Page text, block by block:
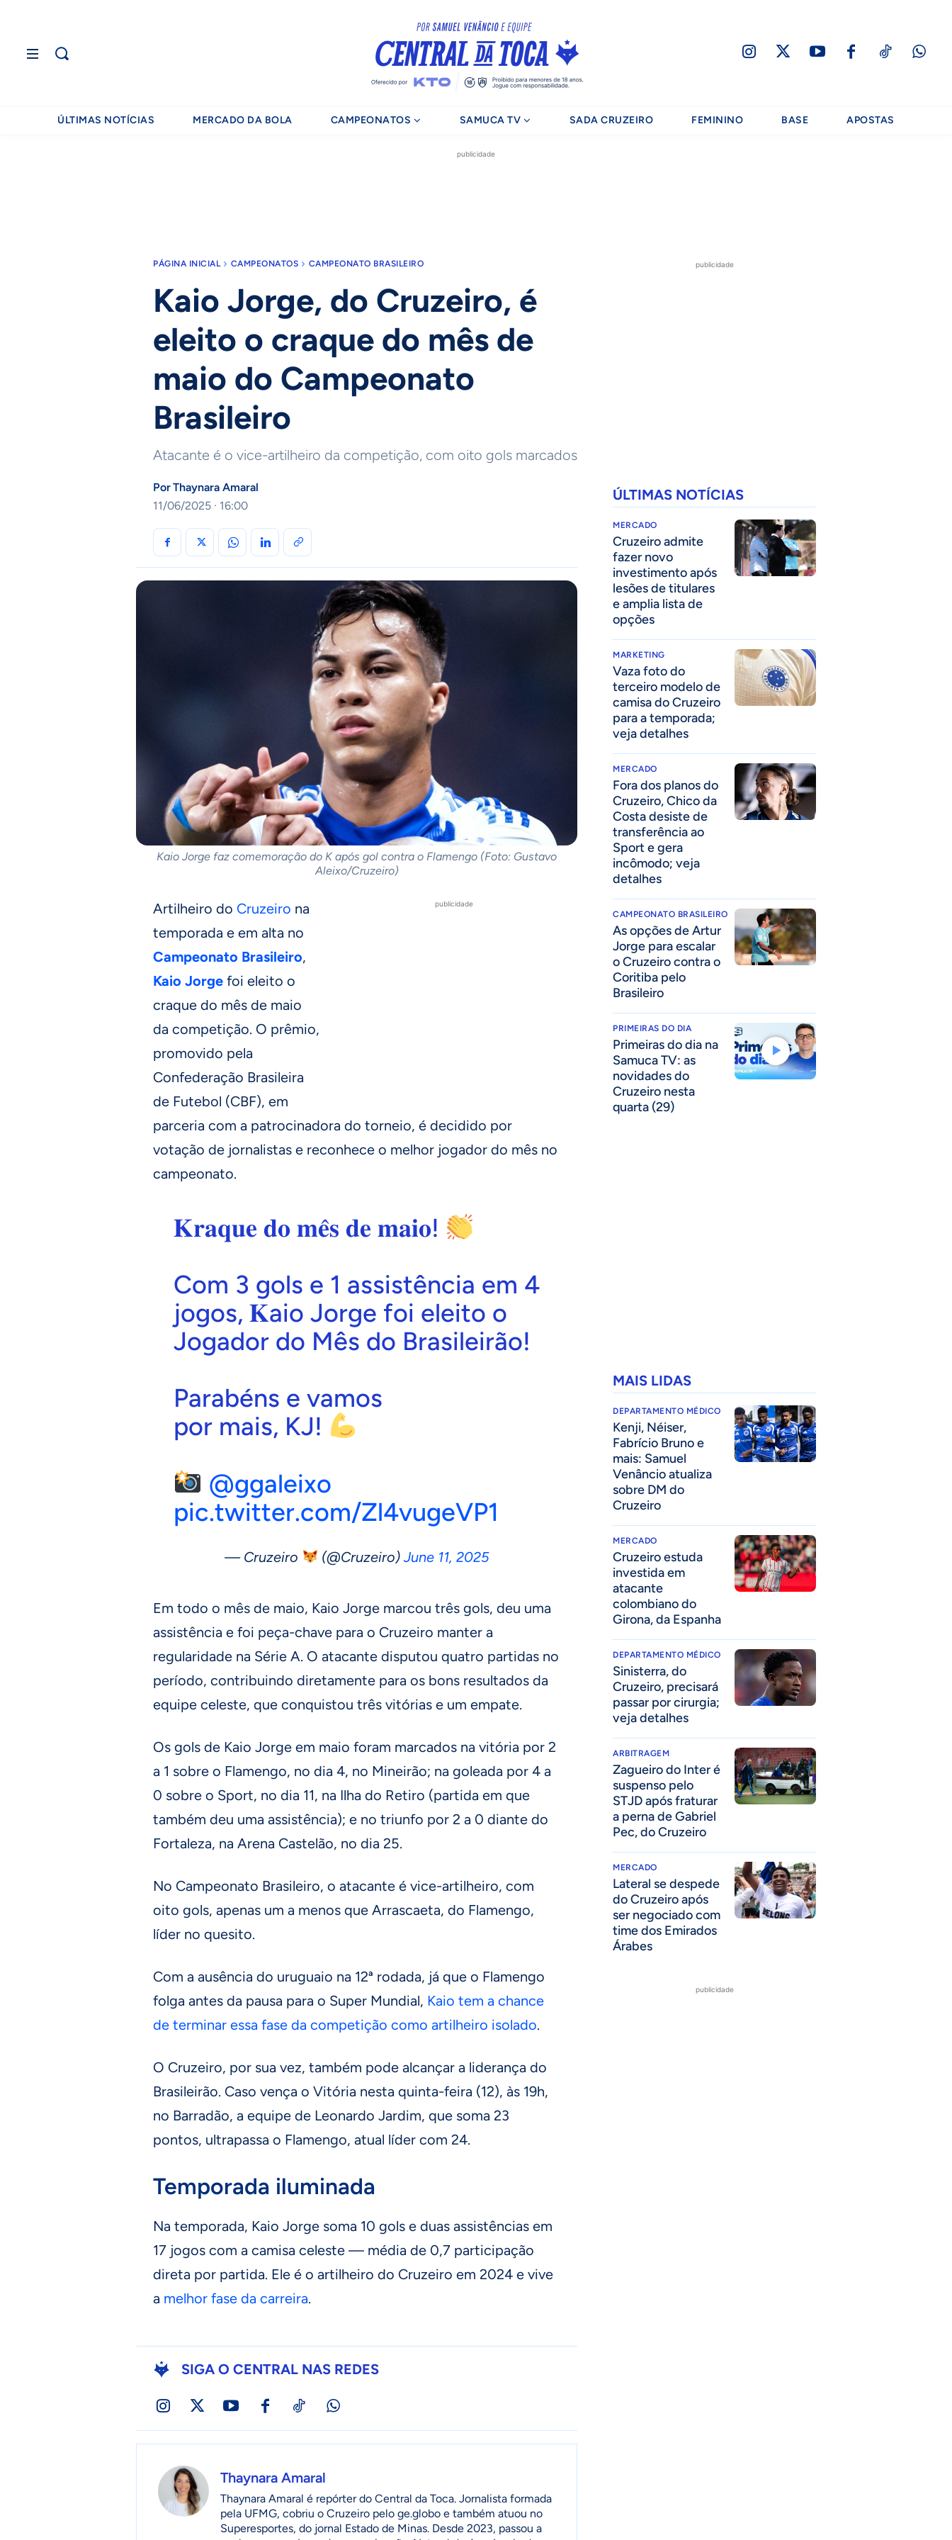
ÚLTIMAS NOTÍCIAS MERCADO DA BOLA CAMPEONATOS SAMUCA TV SADA CRUZEIRO FEMININO BASE APOSTAS
publicidade
PÁGINA INICIAL CAMPEONATOS CAMPEONATO BRASILEIRO
Kaio Jorge, do Cruzeiro, é
eleito o craque do mês de
maio do Campeonato
Brasileiro
Atacante é o vice-artilheiro da competição, com oito gols marcados
PorThaynara Amaral
11/06/2025 · 16:00
Kaio Jorge faz comemoração do K após gol contra o Flamengo (Foto: Gustavo
Aleixo/Cruzeiro)
publicidade
Artilheiro do Cruzeiro na
temporada e em alta no
Campeonato Brasileiro,
Kaio Jorge foi eleito o
craque do mês de maio
da competição. O prêmio,
promovido pela
Confederação Brasileira
de Futebol (CBF), em
parceria com a patrocinadora do torneio, é decidido por
votação de jornalistas e reconhece o melhor jogador do mês no
campeonato.
𝐊𝐫𝐚𝐪𝐮𝐞 𝐝𝐨 𝐦𝐞̂𝐬 𝐝𝐞 𝐦𝐚𝐢𝐨!
Com 3 gols e 1 assistência em 4
jogos, 𝐊aio Jorge foi eleito o
Jogador do Mês do Brasileirão!
Parabéns e vamos
por mais, KJ!
@ggaleixo
pic.twitter.com/Zl4vugeVP1
— Cruzeiro (@Cruzeiro)June 11, 2025
Em todo o mês de maio, Kaio Jorge marcou três gols, deu uma
assistência e foi peça-chave para o Cruzeiro manter a
regularidade na Série A. O atacante disputou quatro partidas no
período, contribuindo diretamente para os bons resultados da
equipe celeste, que conquistou três vitórias e um empate.
Os gols de Kaio Jorge em maio foram marcados na vitória por 2
a 1 sobre o Flamengo, no dia 4, no Mineirão; na goleada por 4 a
0 sobre o Sport, no dia 11, na Ilha do Retiro (partida em que
também deu uma assistência); e no triunfo por 2 a 0 diante do
Fortaleza, na Arena Castelão, no dia 25.
No Campeonato Brasileiro, o atacante é vice-artilheiro, com
oito gols, apenas um a menos que Arrascaeta, do Flamengo,
líder no quesito.
Com a ausência do uruguaio na 12ª rodada, já que o Flamengo
folga antes da pausa para o Super Mundial, Kaio tem a chance
de terminar essa fase da competição como artilheiro isolado.
O Cruzeiro, por sua vez, também pode alcançar a liderança do
Brasileirão. Caso vença o Vitória nesta quinta-feira (12), às 19h,
no Barradão, a equipe de Leonardo Jardim, que soma 23
pontos, ultrapassa o Flamengo, atual líder com 24.
Temporada iluminada
Na temporada, Kaio Jorge soma 10 gols e duas assistências em
17 jogos com a camisa celeste — média de 0,7 participação
direta por partida. Ele é o artilheiro do Cruzeiro em 2024 e vive
a melhor fase da carreira.
SIGA O CENTRAL NAS REDES
Thaynara Amaral
Thaynara Amaral é repórter do Central da Toca. Jornalista formada
pela UFMG, cobriu o Cruzeiro pelo ge.globo e também atuou no
Superesportes, do jornal Estado de Minas. Desde 2023, passou a
publicidade
ÚLTIMAS NOTÍCIAS
MERCADO
Cruzeiro admite
fazer novo
investimento após
lesões de titulares
e amplia lista de
opções
MARKETING
Vaza foto do
terceiro modelo de
camisa do Cruzeiro
para a temporada;
veja detalhes
MERCADO
Fora dos planos do
Cruzeiro, Chico da
Costa desiste de
transferência ao
Sport e gera
incômodo; veja
detalhes
CAMPEONATO BRASILEIRO
As opções de Artur
Jorge para escalar
o Cruzeiro contra o
Coritiba pelo
Brasileiro
PRIMEIRAS DO DIA
Primeiras do dia na
Samuca TV: as
novidades do
Cruzeiro nesta
quarta (29)
MAIS LIDAS
DEPARTAMENTO MÉDICO
Kenji, Néiser,
Fabrício Bruno e
mais: Samuel
Venâncio atualiza
sobre DM do
Cruzeiro
MERCADO
Cruzeiro estuda
investida em
atacante
colombiano do
Girona, da Espanha
DEPARTAMENTO MÉDICO
Sinisterra, do
Cruzeiro, precisará
passar por cirurgia;
veja detalhes
ARBITRAGEM
Zagueiro do Inter é
suspenso pelo
STJD após fraturar
a perna de Gabriel
Pec, do Cruzeiro
MERCADO
Lateral se despede
do Cruzeiro após
ser negociado com
time dos Emirados
Árabes
publicidade